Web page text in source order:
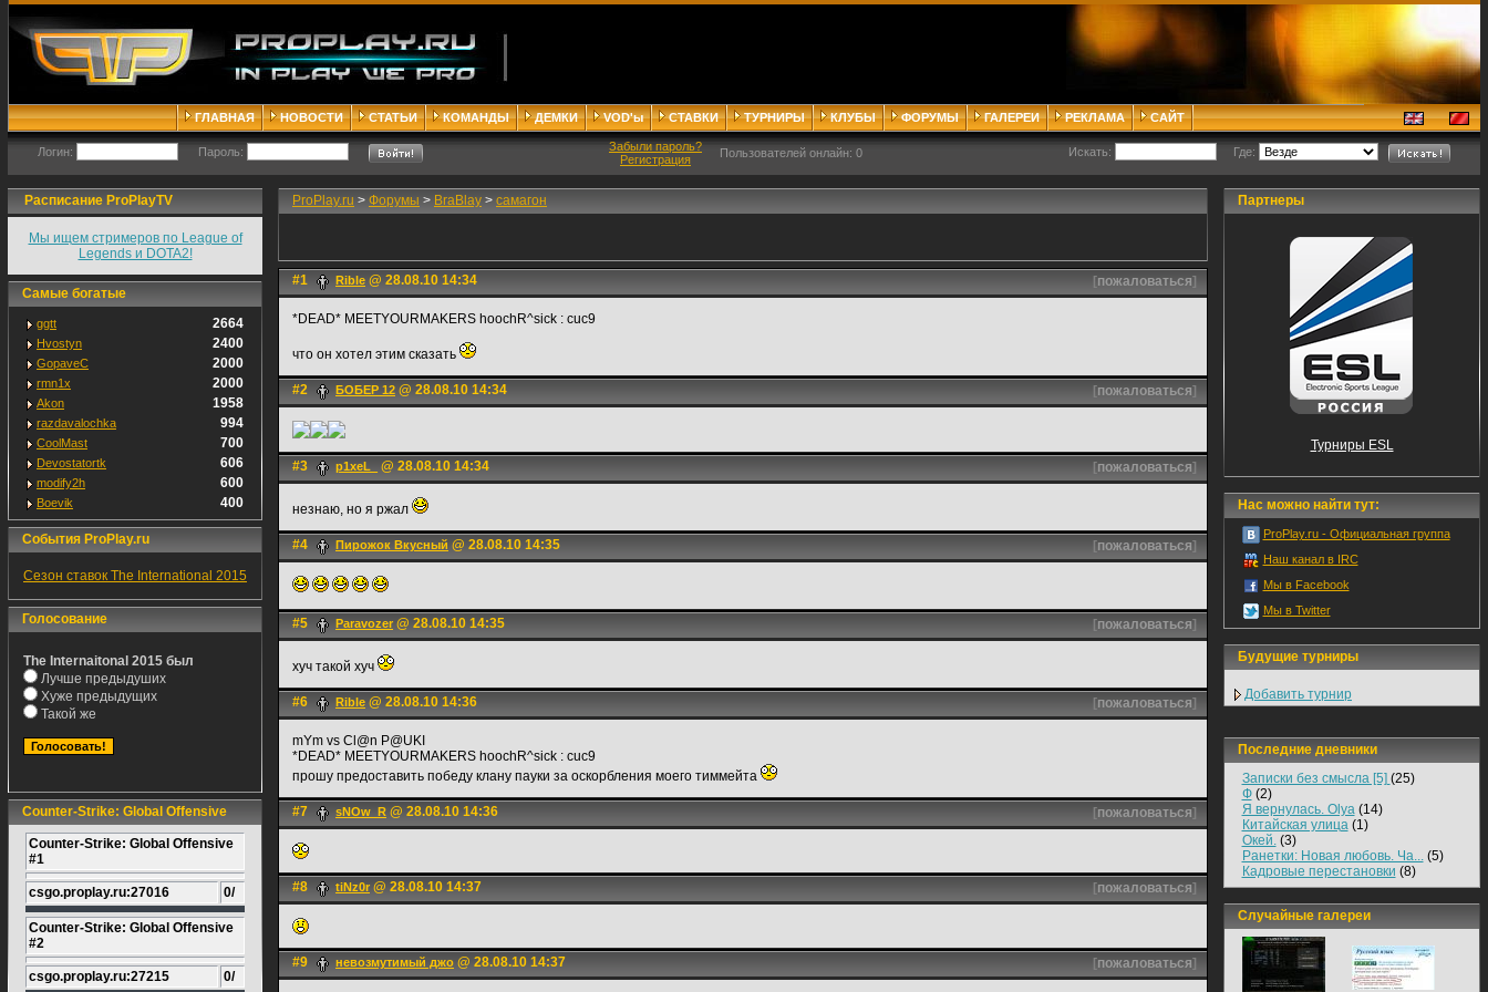
ГЛАВНАЯ НОВОСТИ СТАТЬИ КОМАНДЫ ДЕМКИ VOD'ы СТАВКИ ТУРНИРЫ КЛУБЫ ФОРУМЫ ГАЛЕРЕИ РЕКЛАМА САЙТ
Логин: Пароль:
Забыли пароль?
Регистрация
Пользователей онлайн: 0 Искать: Где:
Расписание ProPlayTV
Мы ищем стримеров по League of
Legends и DOTA2!
Самые богатые
ggtt 2664
Hvostyn 2400
GopaveC 2000
rmn1x 2000
Akon 1958
razdavalochka 994
CoolMast 700
Devostatortk 606
modify2h 600
Boevik 400
События ProPlay.ru
Сезон ставок The International 2015
Голосование
The Internaitonal 2015 был
Лучше предыдуших
Хуже предыдущих
Такой же
Counter-Strike: Global Offensive
Counter-Strike: Global Offensive
#1
csgo.proplay.ru:27016 0/
Counter-Strike: Global Offensive
#2
csgo.proplay.ru:27215 0/
ProPlay.ru > Форумы > BraBlay > самагон
#1 Rible @ 28.08.10 14:34 [пожаловаться]
*DEAD* MEETYOURMAKERS hoochR^sick : cuc9
что он хотел этим сказать
#2 БОБЕР 12 @ 28.08.10 14:34 [пожаловаться]
#3 p1xeL_ @ 28.08.10 14:34 [пожаловаться]
незнаю, но я ржал
#4 Пирожок Вкусный @ 28.08.10 14:35 [пожаловаться]
#5 Paravozer @ 28.08.10 14:35 [пожаловаться]
хуч такой хуч
#6 Rible @ 28.08.10 14:36 [пожаловаться]
mYm vs Cl@n P@UKI
*DEAD* MEETYOURMAKERS hoochR^sick : cuc9
прошу предоставить победу клану пауки за оскорбления моего тиммейта
#7 sNOw_R @ 28.08.10 14:36 [пожаловаться]
#8 tiNz0r @ 28.08.10 14:37 [пожаловаться]
#9 невозмутимый джо @ 28.08.10 14:37 [пожаловаться]
Партнеры
Турниры ESL
Нас можно найти тут:
ProPlay.ru - Официальная группа
Наш канал в IRC
Мы в Facebook
Мы в Twitter
Будущие турниры
Добавить турнир
Последние дневники
Записки без смысла [5] (25)
Ф(2)
Я вернулась. Olya(14)
Китайская улица(1)
Окей.(3)
Ранетки: Новая любовь. Ча...(5)
Кадровые перестановки (8)
Случайные галереи